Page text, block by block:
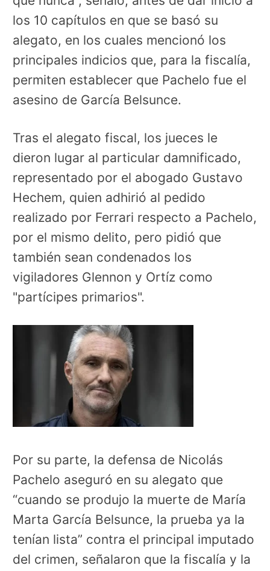
los 10 capítulos en que se basó su
alegato, en los cuales mencionó los
principales indicios que, para la fiscalía,
permiten establecer que Pachelo fue el
asesino de García Belsunce.
Tras el alegato fiscal, los jueces le
dieron lugar al particular damnificado,
representado por el abogado Gustavo
Hechem, quien adhirió al pedido
realizado por Ferrari respecto a Pachelo,
por el mismo delito, pero pidió que
también sean condenados los
vigiladores Glennon y Ortíz como
"partícipes primarios".
Por su parte, la defensa de Nicolás
Pachelo aseguró en su alegato que
“cuando se produjo la muerte de María
Marta García Belsunce, la prueba ya la
tenían lista” contra el principal imputado
del crimen, señalaron que la fiscalía y la